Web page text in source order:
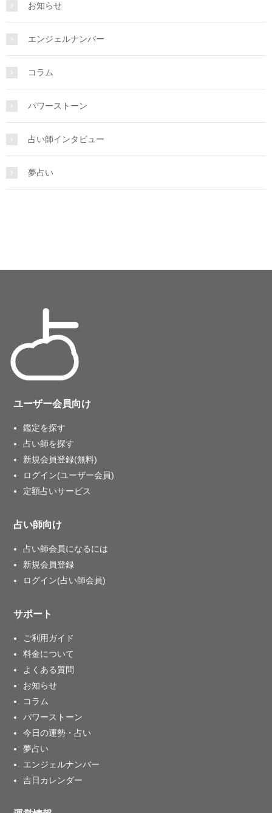
お知らせ
エンジェルナンバー
コラム
パワーストーン
占い師インタビュー
夢占い
ユーザー会員向け
鑑定を探す
占い師を探す
新規会員登録(無料)
ログイン(ユーザー会員)
定額占いサービス
占い師向け
占い師会員になるには
新規会員登録
ログイン(占い師会員)
サポート
ご利用ガイド
料金について
よくある質問
お知らせ
コラム
パワーストーン
今日の運勢・占い
夢占い
エンジェルナンバー
吉日カレンダー